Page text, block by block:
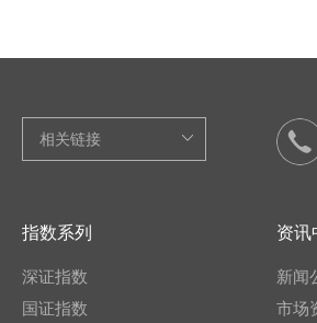
指数系列
深证指数
国证指数
资讯
新闻
市场